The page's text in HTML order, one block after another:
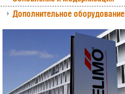
Дополнительное оборудование